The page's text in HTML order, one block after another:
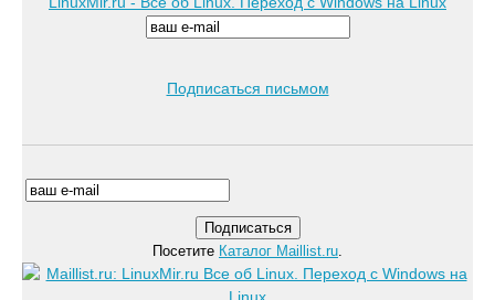
Подписаться письмом
Посетите Каталог Maillist.ru.